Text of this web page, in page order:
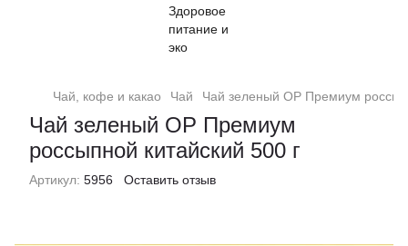
Чай, кофе и какао Чай Чай зеленый ОР Премиум
Чай зеленый ОР Премиум
россыпной китайский 500 г
Артикул: 5956 Оставить отзыв